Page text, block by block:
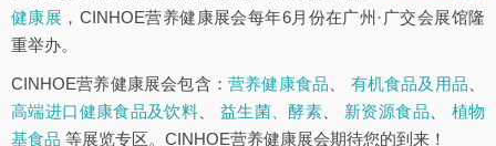
健康展 ，CINHOE营养健康展会每年6月份在广州·广交会展馆隆
重举办。
CINHOE营养健康展会包含： 营养健康食品 有机食品及用品
高端进口健康食品及饮料
益生菌、酵素 新资源食品
植物
基食品 等展览专区。CINHOE营养健康展会期待您的到来！